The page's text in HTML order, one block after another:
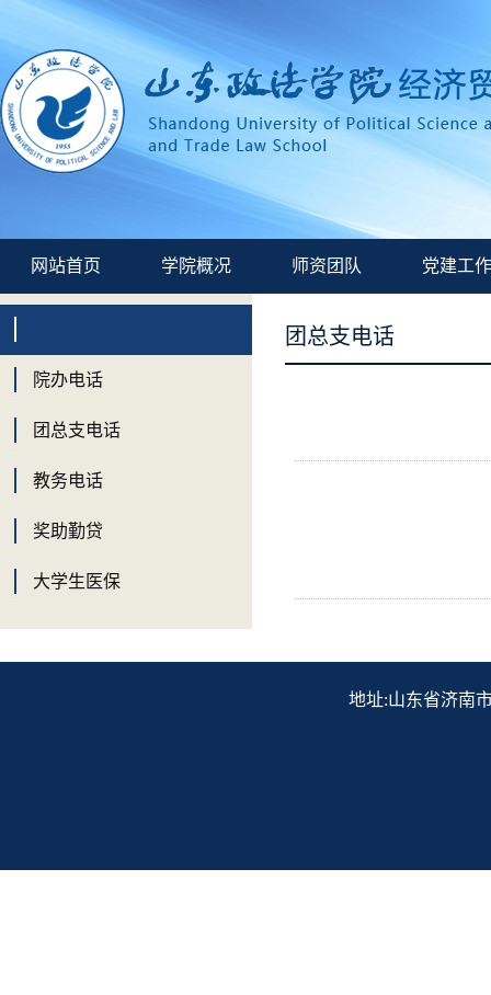
网站首页 学院概况 师资团队 党建工作
院办电话
团总支电话
教务电话
奖助勤贷
大学生医保
团总支电话
地址:山东省济南